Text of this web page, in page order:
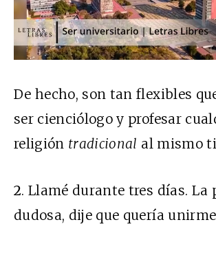
De hecho, son tan flexibles
ser cienciólogo y profesar
religión tradicional al mismo
2. Llamé durante tres días. La
dudosa, dije que quería